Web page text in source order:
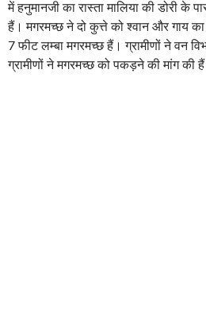
में हनुमानजी का रास्ता मालिया की डोरी के
हैं। मगरमच्छ ने दो कुत्ते को श्वान और गाय
7 फीट लम्बा मगरमच्छ हैं। ग्रामीणों ने वन
ग्रामीणों ने मगरमच्छ को पकड़ने की मांग की